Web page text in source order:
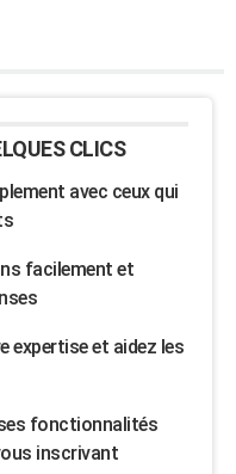
CLICS
avec ceux qui
facilement et
expertise et aidez les
fonctionnalités
inscrivant